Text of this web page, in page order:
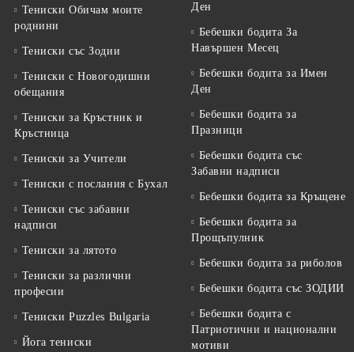
Тениски Обичам моите
роднини
Тениски със Зодии
Тениски с Новогодишни
обещания
Тениски за Кръстник и
Кръстница
Тениски за Учители
Тениски с послания с Бухал
Тениски със забавни
надписи
Тениски за лятото
Тениски за различни
професии
Тениски Puzzles Bulgaria
Йога тениски
Ден
Бебешки бодита За
Навършен Месец
Бебешки бодита за Имен
Ден
Бебешки бодита за
Празници
Бебешки бодита със
Забавни надписи
Бебешки бодита за Кръщене
Бебешки бодита за
Прощъпулник
Бебешки бодита за риболов
Бебешки бодита със ЗОДИИ
Бебешки бодита с
Патриотични и национални
мотиви